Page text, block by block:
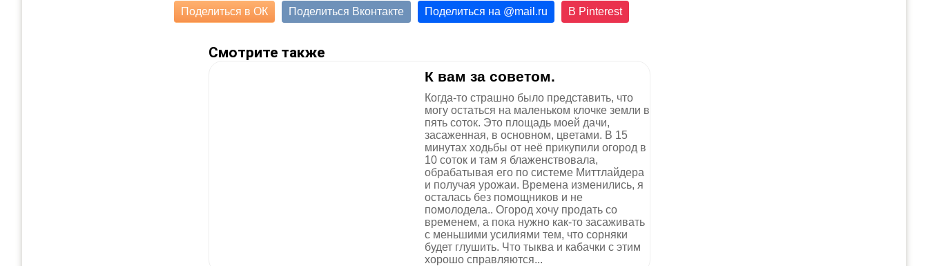
Поделиться в ОК Поделиться Вконтакте Поделиться на @mail.ru В Pinterest
Смотрите также
К вам за советом.
Когда-то страшно было представить, что
могу остаться на маленьком клочке земли в
пять соток. Это площадь моей дачи,
засаженная, в основном, цветами. В 15
минутах ходьбы от неё прикупили огород в
10 соток и там я блаженствовала,
обрабатывая его по системе Миттлайдера
и получая урожаи. Времена изменились, я
осталась без помощников и не
помолодела.. Огород хочу продать со
временем, а пока нужно как-то засаживать
с меньшими усилиями тем, что сорняки
будет глушить. Что тыква и кабачки с этим
хорошо справляются...